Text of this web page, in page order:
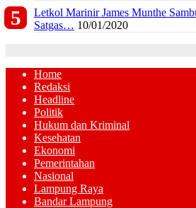
Letkol Marinir James Munthe
Satgas… 10/01/2020
Home
Redaksi
Headline
Politik
Hukum dan Kriminal
Kesehatan
Ekonomi
Pemerintahan
Nasional
Lampung Raya
Bandar Lampung